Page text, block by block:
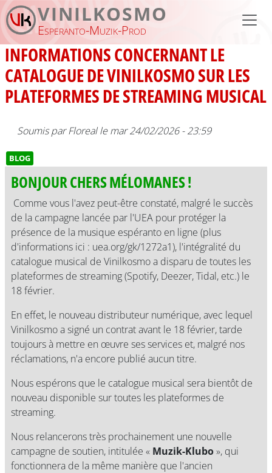
Aller au contenu principal
VINILKOSMO
Esperanto-Muzik-Prod
INFORMATIONS CONCERNANT LE
CATALOGUE DE VINILKOSMO SUR LES
PLATEFORMES DE STREAMING MUSICAL
Soumis parFloreallemar 24/02/2026 - 23:59
BLOG
BONJOUR CHERS MÉLOMANES !
Comme vous l'avez peut-être constaté, malgré le succès
de la campagne lancée par l'UEA pour protéger la
présence de la musique espéranto en ligne (plus
d'informations ici : uea.org/gk/1272a1), l'intégralité du
catalogue musical de Vinilkosmo a disparu de toutes les
plateformes de streaming (Spotify, Deezer, Tidal, etc.) le
18 février.
En effet, le nouveau distributeur numérique, avec lequel
Vinilkosmo a signé un contrat avant le 18 février, tarde
toujours à mettre en œuvre ses services et, malgré nos
réclamations, n'a encore publié aucun titre.
Nous espérons que le catalogue musical sera bientôt de
nouveau disponible sur toutes les plateformes de
streaming.
Nous relancerons très prochainement une nouvelle
campagne de soutien, intitulée « Muzik-Klubo», qui
fonctionnera de la même manière que l'ancien